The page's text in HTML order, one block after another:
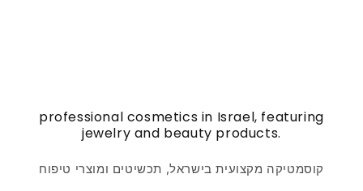
professional cosmetics in Israel, featuring
jewelry and beauty products.
קוסמטיקה מקצועית בישראל, תכשיטים ומוצרי טיפוח